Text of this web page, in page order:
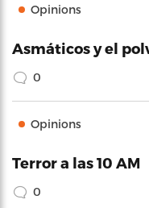
Opinions
Asmáticos y el
0
Opinions
Terror a las 10 AM
0